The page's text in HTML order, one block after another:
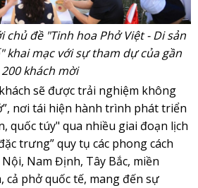
chủ đề "Tinh hoa Phở Việt - Di sản
khai mạc với sự tham dự của gần
200 khách mời
sẽ được trải nghiệm không
nơi tái hiện hành trình phát triển
quốc túy" qua nhiều giai đoạn lịch
trưng” quy tụ các phong cách
Nam Định, Tây Bắc, miền
cả phở quốc tế, mang đến sự